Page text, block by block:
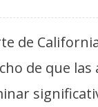
de
de que